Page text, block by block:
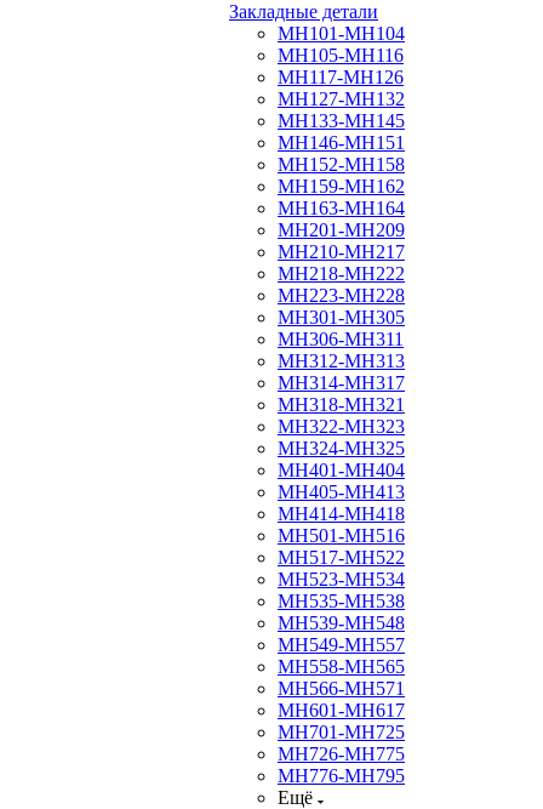
Закладные детали
МН101-МН104
МН105-МН116
МН117-МН126
МН127-МН132
МН133-МН145
МН146-МН151
МН152-МН158
МН159-МН162
МН163-МН164
МН201-МН209
МН210-МН217
МН218-МН222
МН223-МН228
МН301-МН305
МН306-МН311
МН312-МН313
МН314-МН317
МН318-МН321
МН322-МН323
МН324-МН325
МН401-МН404
МН405-МН413
МН414-МН418
МН501-МН516
МН517-МН522
МН523-МН534
МН535-МН538
МН539-МН548
МН549-МН557
МН558-МН565
МН566-МН571
МН601-МН617
МН701-МН725
МН726-МН775
МН776-МН795
Ещё